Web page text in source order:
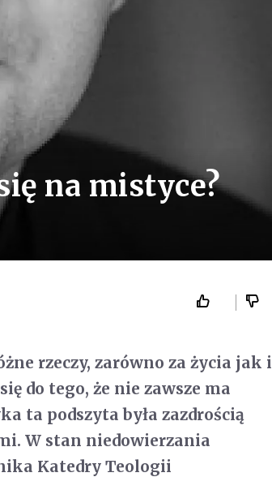
na mistyce?
rzeczy, zarówno za życia jak i
do tego, że nie zawsze ma
ta podszyta była zazdrością
W stan niedowierzania
Katedry Teologii